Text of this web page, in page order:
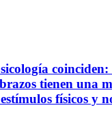
coinciden:
tienen una
físicos y